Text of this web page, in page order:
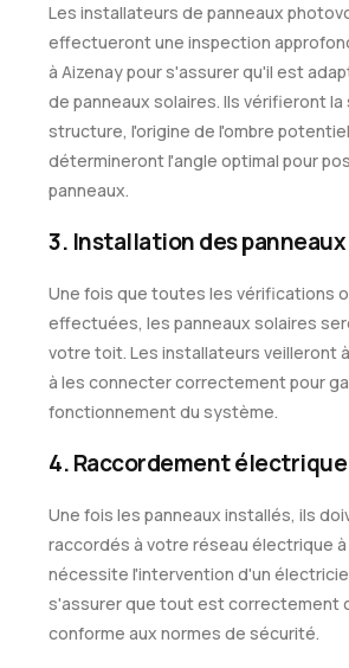
Les installateurs de panneaux
effectueront une inspection
à Aizenay pour s'assurer qu'il est
de panneaux solaires. Ils vérifieront
structure, l'origine de l'ombre
détermineront l'angle optimal pour
panneaux.
3. Installation des
Une fois que toutes les vérifications
effectuées, les panneaux solaires
votre toit. Les installateurs veilleront
à les connecter correctement pour
fonctionnement du système.
4. Raccordement électrique
Une fois les panneaux installés, ils
raccordés à votre réseau électrique à
nécessite l'intervention d'un
s'assurer que tout est correctement
conforme aux normes de sécurité.